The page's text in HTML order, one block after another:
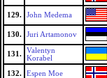
129. John Medema
130. Juri Artamonov
131.
Valentyn
Korabel
132. Espen Moe